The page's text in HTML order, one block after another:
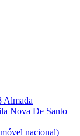
Almada
Nova De Santo
nacional)